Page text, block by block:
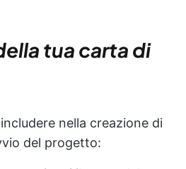
tua carta di
nella creazione di
del progetto: